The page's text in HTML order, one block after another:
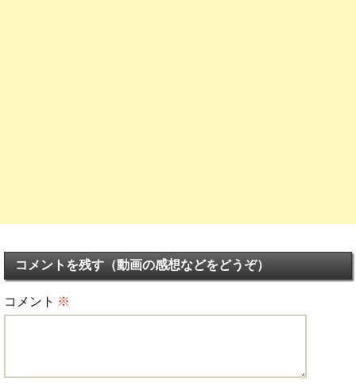
コメントを残す（動画の感想などをどうぞ）
コメント ※